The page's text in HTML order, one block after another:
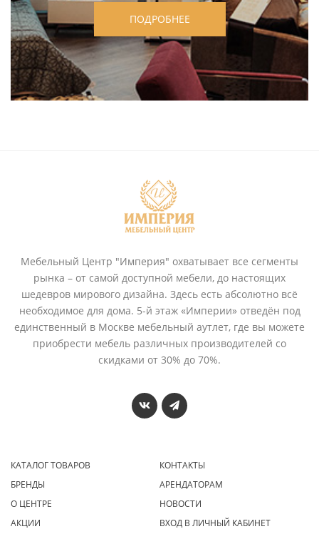
ПОДРОБНЕЕ
Мебельный Центр "Империя" охватывает все сегменты
рынка – от самой доступной мебели, до настоящих
шедевров мирового дизайна. Здесь есть абсолютно всё
необходимое для дома. 5-й этаж «Империи» отведён под
единственный в Москве мебельный аутлет, где вы можете
приобрести мебель различных производителей со
скидками от 30% до 70%.
КАТАЛОГ ТОВАРОВ
БРЕНДЫ
О ЦЕНТРЕ
АКЦИИ
КОНТАКТЫ
АРЕНДАТОРАМ
НОВОСТИ
ВХОД В ЛИЧНЫЙ КАБИНЕТ